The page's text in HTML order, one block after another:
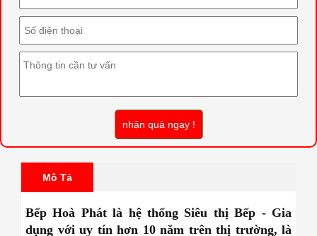
nhận quà ngay !
Mô Tả
Bếp Hoà Phát là hệ thống Siêu thị Bếp - Gia
dụng với uy tín hơn 10 năm trên thị trường, là